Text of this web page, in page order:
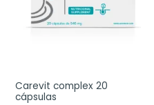
Carevit complex 20
cápsulas